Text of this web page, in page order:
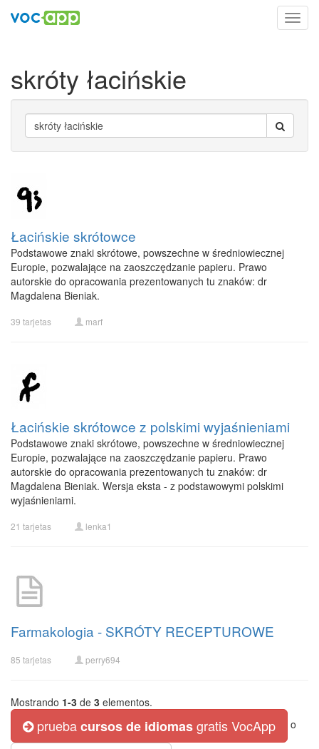
skróty łacińskie
Łacińskie skrótowce
Podstawowe znaki skrótowe, powszechne w średniowiecznej
Europie, pozwalające na zaoszczędzanie papieru. Prawo
autorskie do opracowania prezentowanych tu znaków: dr
Magdalena Bieniak.
39 tarjetas marf
Łacińskie skrótowce z polskimi wyjaśnieniami
Podstawowe znaki skrótowe, powszechne w średniowiecznej
Europie, pozwalające na zaoszczędzanie papieru. Prawo
autorskie do opracowania prezentowanych tu znaków: dr
Magdalena Bieniak. Wersja eksta - z podstawowymi polskimi
wyjaśnieniami.
21 tarjetas lenka1
Farmakologia - SKRÓTY RECEPTUROWE
85 tarjetas perry694
Mostrando 1-3 de 3 elementos.
pruebacursos de idiomasgratis VocApp o